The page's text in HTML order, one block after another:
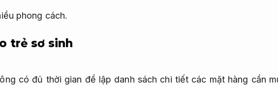
phong cách.
trẻ sơ sinh
có đủ thời gian để lập danh sách chi tiết các mặt hàng cần